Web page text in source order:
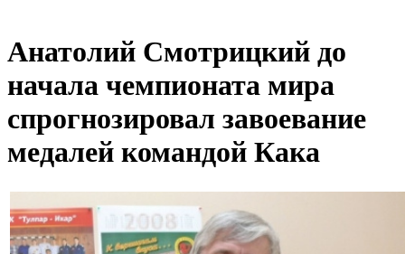
Анатолий Смотрицкий до
начала чемпионата мира
спрогнозировал завоевание
медалей командой Кака